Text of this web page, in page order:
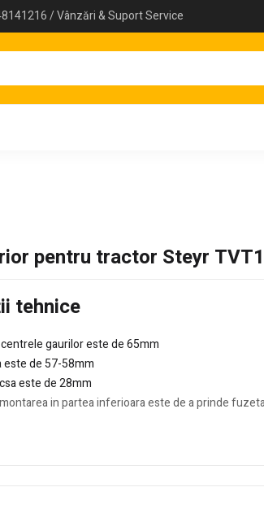
/ Vânzări & Suport Service
pentru tractor Steyr
tehnice
gaurilor este de 65mm
este de 57-58mm
este de 28mm
in partea inferioara este de a prinde